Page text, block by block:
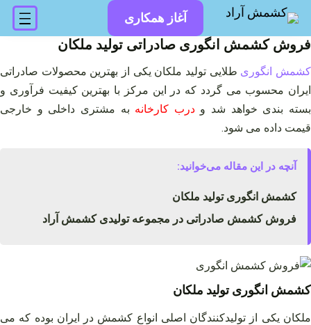
محتوا
آغاز همکاری
فروش کشمش انگوری صادراتی تولید ملکان
کشمش انگوری طلایی تولید ملکان یکی از بهترین محصولات صادراتی
ایران محسوب می گردد که در این مرکز با بهترین کیفیت فرآوری و
بسته بندی خواهد شد ودرب کارخانه به مشتری داخلی و خارجی
قیمت داده می شود.
آنچه در این مقاله می‌خوانید:
کشمش انگوری تولید ملکان
فروش کشمش صادراتی در مجموعه تولیدی کشمش آراد
کشمش انگوری تولید ملکان
ملکان یکی از تولیدکنندگان اصلی انواع کشمش در ایران بوده که می